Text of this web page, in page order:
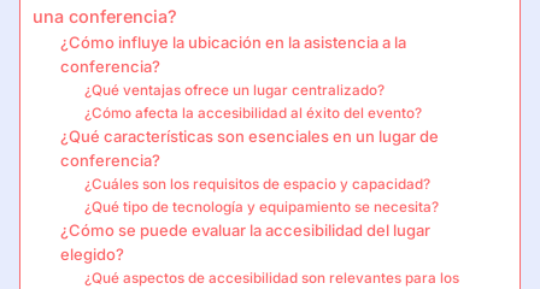
una conferencia?
¿Cómo influye la ubicación en la asistencia a la
conferencia?
¿Qué ventajas ofrece un lugar centralizado?
¿Cómo afecta la accesibilidad al éxito del evento?
¿Qué características son esenciales en un lugar de
conferencia?
¿Cuáles son los requisitos de espacio y capacidad?
¿Qué tipo de tecnología y equipamiento se necesita?
¿Cómo se puede evaluar la accesibilidad del lugar
elegido?
¿Qué aspectos de accesibilidad son relevantes para los